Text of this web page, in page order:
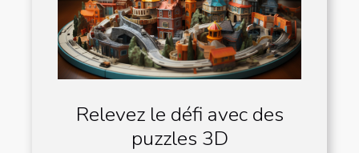
Relevez le défi avec des
puzzles 3D